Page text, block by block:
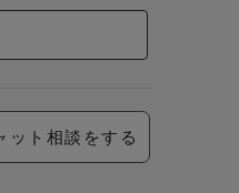
ット相談をする